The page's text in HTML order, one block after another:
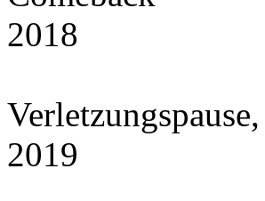
2018
2019